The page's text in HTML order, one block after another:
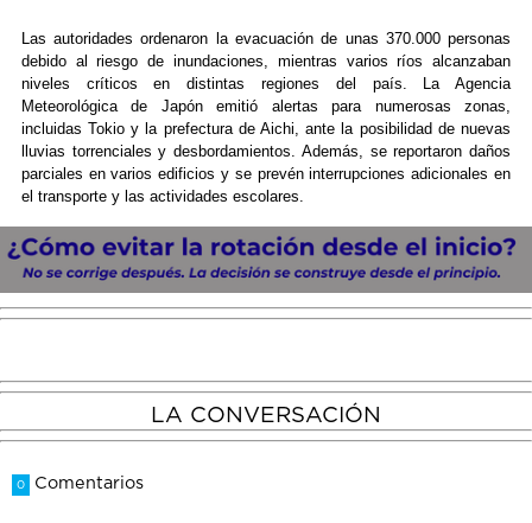
Las autoridades ordenaron la evacuación de unas 370.000 personas
debido al riesgo de inundaciones, mientras varios ríos alcanzaban
niveles críticos en distintas regiones del país. La Agencia
Meteorológica de Japón emitió alertas para numerosas zonas,
incluidas Tokio y la prefectura de Aichi, ante la posibilidad de nuevas
lluvias torrenciales y desbordamientos. Además, se reportaron daños
parciales en varios edificios y se prevén interrupciones adicionales en
el transporte y las actividades escolares.
LA CONVERSACIÓN
0 Comentarios